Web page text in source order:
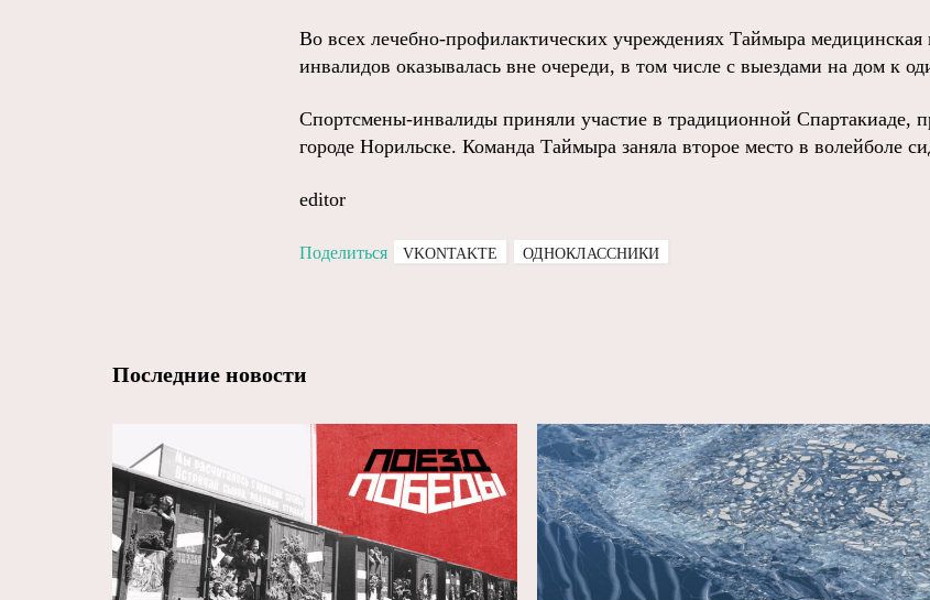
Во всех лечебно-профилактических учреждениях Таймыра
инвалидов оказывалась вне очереди, в том числе с выездами на дом к
Спортсмены-инвалиды приняли участие в традиционной Спартакиаде,
городе Норильске. Команда Таймыра заняла второе место в волейболе
editor
Поделиться VKONTAKTE ОДНОКЛАССНИКИ
Последние новости